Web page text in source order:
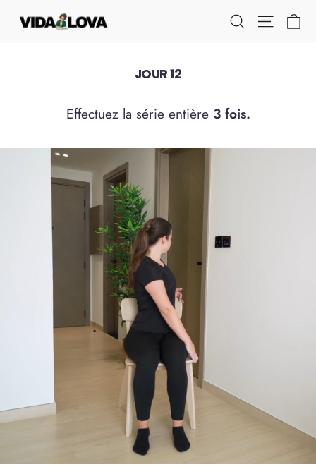
Rechercher
JOUR 12
Effectuez la série entière 3 fois.